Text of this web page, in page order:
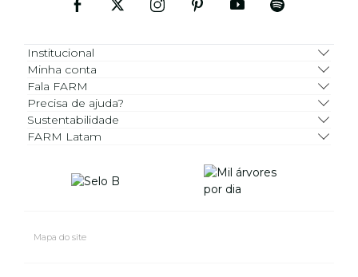
Institucional
Minha conta
Fala FARM
Precisa de ajuda?
Sustentabilidade
FARM Latam
Mapa do site